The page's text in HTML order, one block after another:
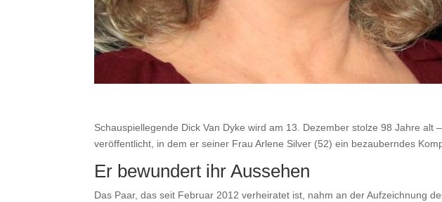
Schauspiellegende Dick Van Dyke wird am 13. Dezember stolze 98 Jahre
veröffentlicht, in dem er seiner Frau Arlene Silver (52) ein bezauberndes
Er bewundert ihr Aussehen
Das Paar, das seit Februar 2012 verheiratet ist, nahm an der Aufzeichnung